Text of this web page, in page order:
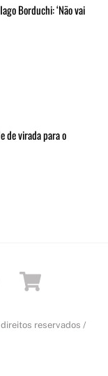
Borduchi: ‘Não vai
de virada para o
Whatsapp
direitos reservados /